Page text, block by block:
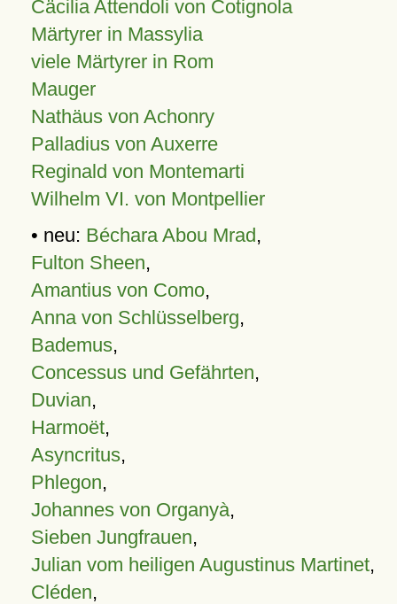
Cäcilia Attendoli von Cotignola
Märtyrer in Massylia
viele Märtyrer in Rom
Mauger
Nathäus von Achonry
Palladius von Auxerre
Reginald von Montemarti
Wilhelm VI. von Montpellier
• neu: Béchara Abou Mrad,
Fulton Sheen,
Amantius von Como,
Anna von Schlüsselberg,
Bademus,
Concessus und Gefährten,
Duvian,
Harmoët,
Asyncritus,
Phlegon,
Johannes von Organyà,
Sieben Jungfrauen,
Julian vom heiligen Augustinus Martinet,
Cléden,